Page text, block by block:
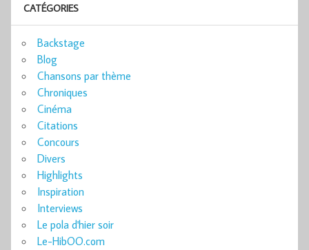
CATÉGORIES
Backstage
Blog
Chansons par thème
Chroniques
Cinéma
Citations
Concours
Divers
Highlights
Inspiration
Interviews
Le pola d'hier soir
Le-HibOO.com